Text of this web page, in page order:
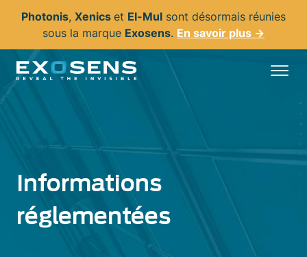
principal
Photonis, Xenics et El-Mul sont désormais réunies
sous la marque Exosens. En savoir plus →
Informations
réglementées